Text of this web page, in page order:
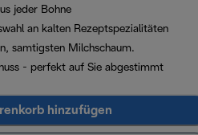
jeder Bohne
an kalten Rezeptspezialitäten
samtigsten Milchschaum.
- perfekt auf Sie abgestimmt
hinzufügen